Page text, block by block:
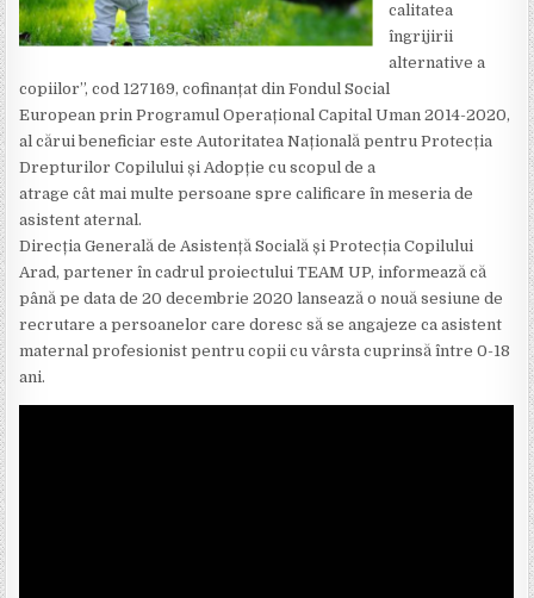
calitatea
îngrijirii
alternative a
copiilor”, cod 127169, cofinanțat din Fondul Social
European prin Programul Operațional Capital Uman 2014-2020,
al cărui beneficiar este Autoritatea Națională pentru Protecția
Drepturilor Copilului și Adopție cu scopul de a
atrage cât mai multe persoane spre calificare în meseria de
asistent aternal.
Direcția Generală de Asistență Socială și Protecția Copilului
Arad, partener în cadrul proiectului TEAM UP, informează că
până pe data de 20 decembrie 2020 lansează o nouă sesiune de
recrutare a persoanelor care doresc să se angajeze ca asistent
maternal profesionist pentru copii cu vârsta cuprinsă între 0-18
ani.